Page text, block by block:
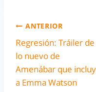
ANTERIOR
Regresión: Tráiler de
lo nuevo de
Amenábar que
a Emma Watson